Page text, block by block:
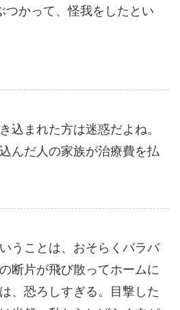
つかって、怪我をしたとい
込まれた方は迷惑だよね。
んだ人の家族が治療費を払
うことは、おそらくバラバ
断片が飛び散ってホームに
、恐ろしすぎる。目撃した